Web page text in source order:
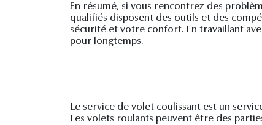
En résumé, si vous rencontrez des
qualifiés disposent des outils et des
sécurité et votre confort. En travaillant
pour longtemps.
Le service de volet coulissant est un
Les volets roulants peuvent être des